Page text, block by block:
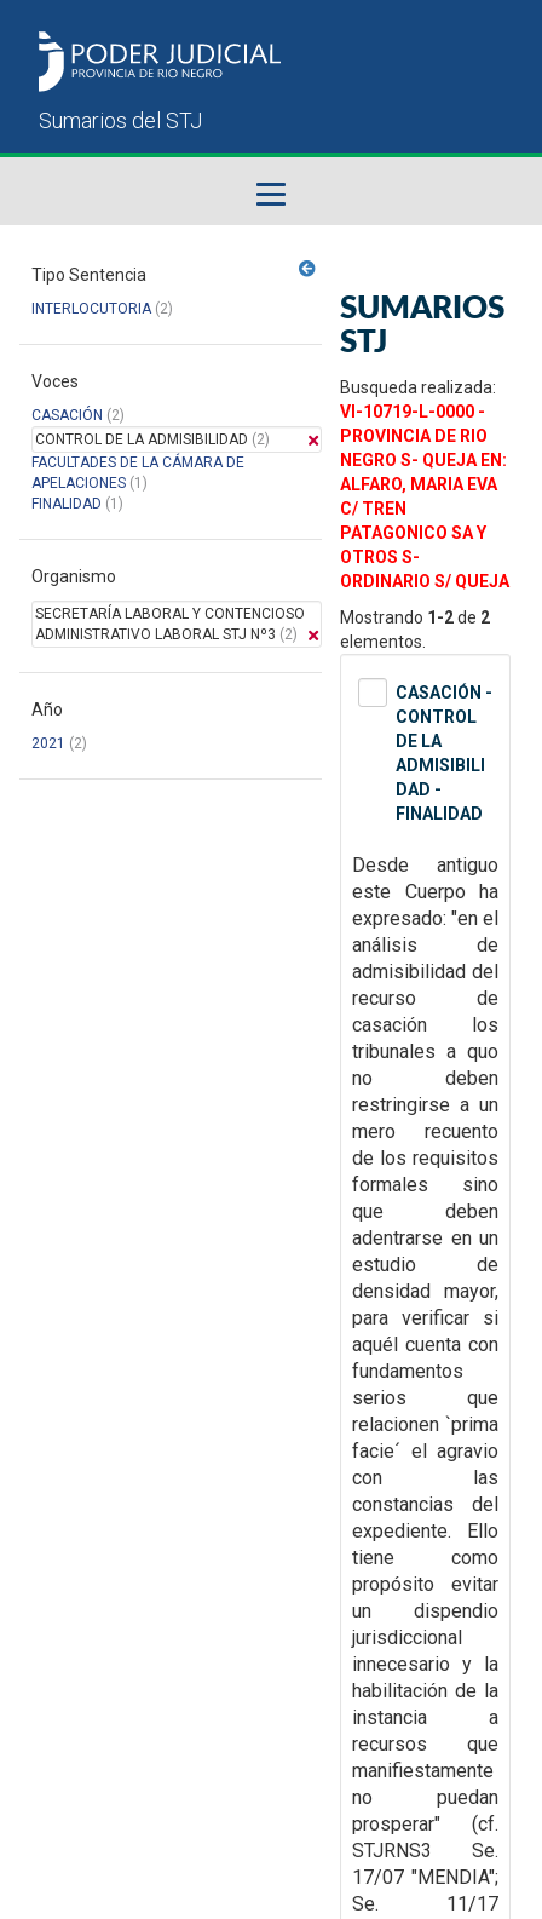
Sumarios del STJ
Manual del Usuario
Tipo Sentencia
INTERLOCUTORIA(2)
Voces
CASACIÓN (2)
CONTROL DE LA ADMISIBILIDAD (2)
FACULTADES DE LA CÁMARA DE
APELACIONES (1)
FINALIDAD (1)
Organismo
SECRETARÍA LABORAL Y CONTENCIOSO
ADMINISTRATIVO LABORAL STJ Nº3 (2)
Año
2021 (2)
SUMARIOS
STJ
Busqueda realizada:
VI-10719-L-0000 -
PROVINCIA DE RIO
NEGRO S- QUEJA EN:
ALFARO, MARIA EVA
C/ TREN
PATAGONICO SA Y
OTROS S-
ORDINARIO S/ QUEJA
Mostrando 1-2de 2
elementos.
CASACIÓN -
CONTROL
DE LA
ADMISIBILI
DAD -
FINALIDAD
Desde antiguo
este Cuerpo ha
expresado: "en el
análisis de
admisibilidad del
recurso de
casación los
tribunales a quo
no deben
restringirse a un
mero recuento
de los requisitos
formales sino
que deben
adentrarse en un
estudio de
densidad mayor,
para verificar si
aquél cuenta con
fundamentos
serios que
relacionen `prima
facie´ el agravio
con las
constancias del
expediente. Ello
tiene como
propósito evitar
un dispendio
jurisdiccional
innecesario y la
habilitación de la
instancia a
recursos que
manifiestamente
no puedan
prosperar" (cf.
STJRNS3 Se.
17/07 "MENDIA";
Se. 11/17